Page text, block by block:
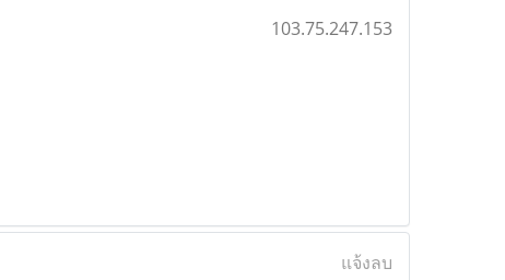
103.75.247.153
แจ้งลบ